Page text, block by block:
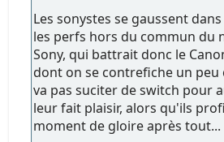
Les sonystes se gaussent
les perfs hors du commun du
Sony, qui battrait donc le
dont on se contrefiche un peu
va pas suciter de switch pour
leur fait plaisir, alors qu'ils
moment de gloire après tout...